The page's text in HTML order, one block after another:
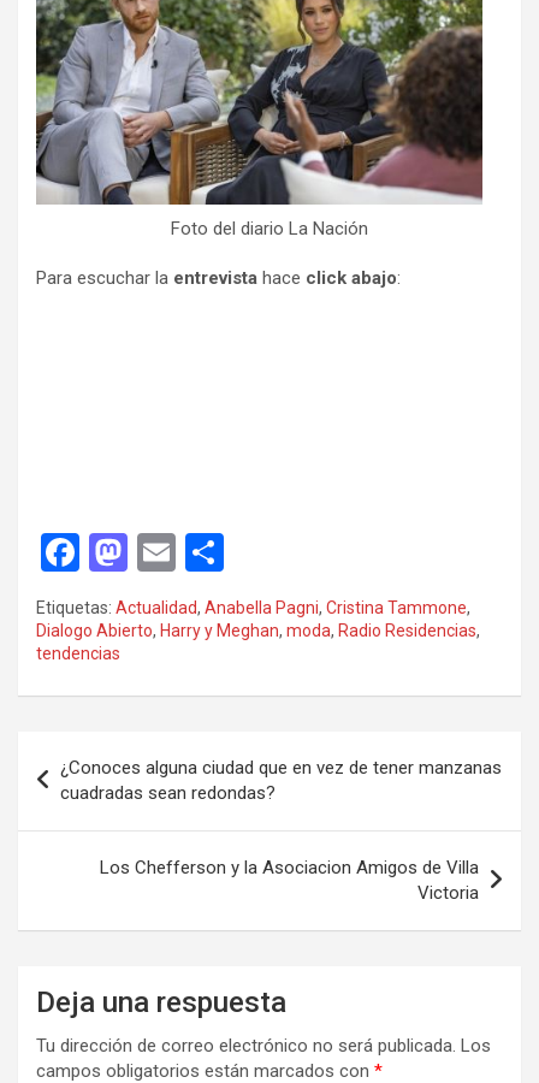
Foto del diario La Nación
Para escuchar la entrevista hace click abajo:
F
a
ce
b
o
k
M
a
st
d
n
E
m
ail
o
m
ar
Etiquetas: Actualidad, Anabella Pagni, Cristina Tammone,
Dialogo Abierto, Harry y Meghan, moda, Radio Residencias,
tendencias
de
entradas
¿Conoces alguna ciudad que en vez de tener manzanas
cuadradas sean redondas?
Los Chefferson y la Asociacion Amigos de Villa
Victoria
Deja una respuesta
Tu dirección de correo electrónico no será publicada. Los
campos obligatorios están marcados con *